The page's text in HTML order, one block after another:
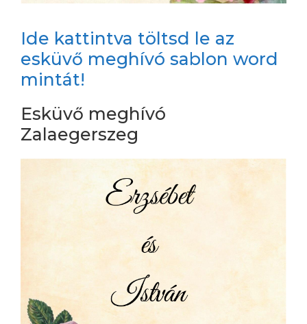
Ide kattintva töltsd le az
esküvő meghívó sablon word
mintát!
Esküvő meghívó
Zalaegerszeg